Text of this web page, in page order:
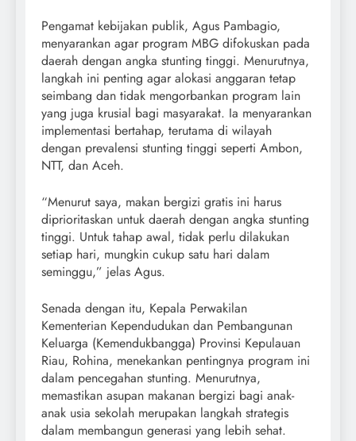
Pengamat kebijakan publik, Agus Pambagio,
menyarankan agar program MBG difokuskan pada
daerah dengan angka stunting tinggi. Menurutnya,
langkah ini penting agar alokasi anggaran tetap
seimbang dan tidak mengorbankan program lain
yang juga krusial bagi masyarakat. Ia menyarankan
implementasi bertahap, terutama di wilayah
dengan prevalensi stunting tinggi seperti Ambon,
NTT, dan Aceh.
“Menurut saya, makan bergizi gratis ini harus
diprioritaskan untuk daerah dengan angka stunting
tinggi. Untuk tahap awal, tidak perlu dilakukan
setiap hari, mungkin cukup satu hari dalam
seminggu,” jelas Agus.
Senada dengan itu, Kepala Perwakilan
Kementerian Kependudukan dan Pembangunan
Keluarga (Kemendukbangga) Provinsi Kepulauan
Riau, Rohina, menekankan pentingnya program ini
dalam pencegahan stunting. Menurutnya,
memastikan asupan makanan bergizi bagi anak-
anak usia sekolah merupakan langkah strategis
dalam membangun generasi yang lebih sehat.